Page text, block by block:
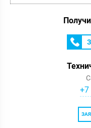
+7